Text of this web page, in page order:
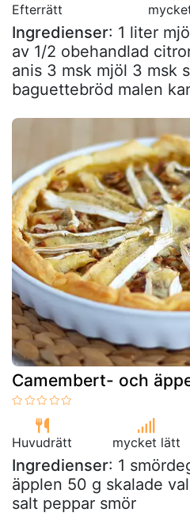
Efterrätt
Ingredienser: 1 liter
av 1/2 obehandlad
anis 3 msk mjöl 3 msk
baguettebröd malen
Camembert- och
Huvudrätt mycket lätt
Ingredienser: 1
äpplen 50 g skalade
salt peppar smör